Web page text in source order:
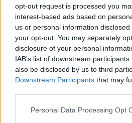
opt-out request is processed you
interest-based ads based on
us or personal information
your opt-out. You may separately
disclosure of your personal
IAB’s list of downstream
also be disclosed by us to third
Downstream Participants that may
Personal Data Processing Opt